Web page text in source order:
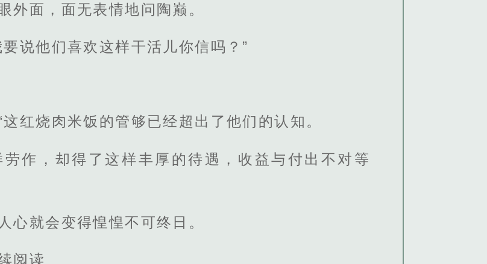
外面，面无表情地问陶巅。
说他们喜欢这样干活儿你信吗？”
红烧肉米饭的管够已经超出了他们的认知。
作，却得了这样丰厚的待遇，收益与付出不对等
心就会变得惶惶不可终日。
阅读